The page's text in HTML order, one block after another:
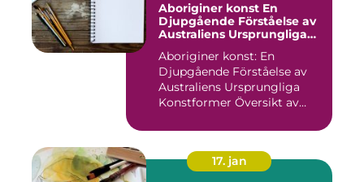
Aboriginer konst En
Djupgående Förståelse av
Australiens Ursprungliga
Aboriginer konst: En
Djupgående Förståelse av
Australiens Ursprungliga
Konstformer Översikt av
17. jan